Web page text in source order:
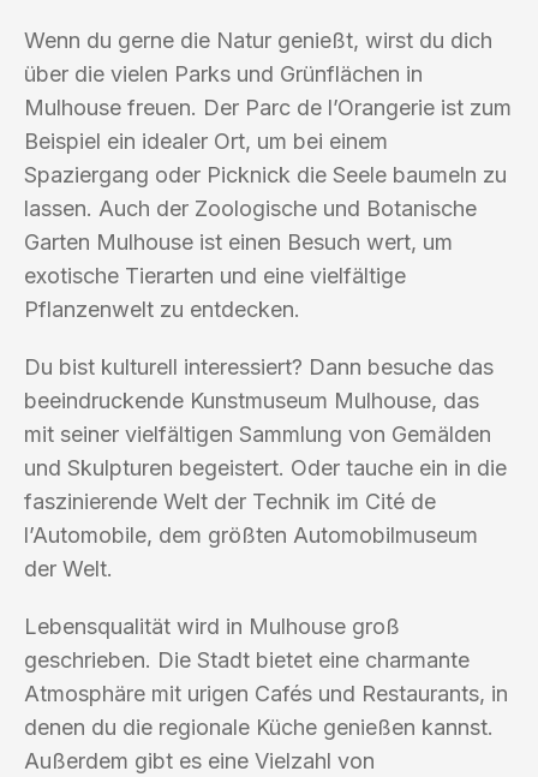
Wenn du gerne die Natur genießt, wirst du dich
über die vielen Parks und Grünflächen in
Mulhouse freuen. Der Parc de l’Orangerie ist zum
Beispiel ein idealer Ort, um bei einem
Spaziergang oder Picknick die Seele baumeln zu
lassen. Auch der Zoologische und Botanische
Garten Mulhouse ist einen Besuch wert, um
exotische Tierarten und eine vielfältige
Pflanzenwelt zu entdecken.
Du bist kulturell interessiert? Dann besuche das
beeindruckende Kunstmuseum Mulhouse, das
mit seiner vielfältigen Sammlung von Gemälden
und Skulpturen begeistert. Oder tauche ein in die
faszinierende Welt der Technik im Cité de
l’Automobile, dem größten Automobilmuseum
der Welt.
Lebensqualität wird in Mulhouse groß
geschrieben. Die Stadt bietet eine charmante
Atmosphäre mit urigen Cafés und Restaurants, in
denen du die regionale Küche genießen kannst.
Außerdem gibt es eine Vielzahl von